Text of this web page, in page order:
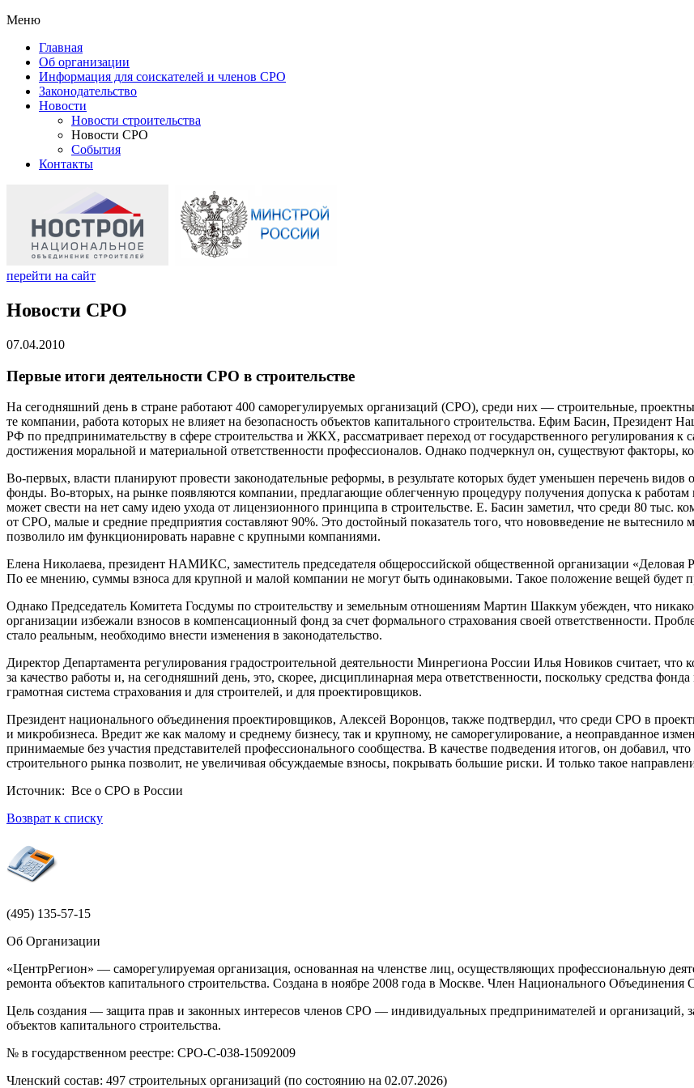
Меню
Главная
Об организации
Информация для соискателей и членов СРО
Законодательство
Новости
Новости строительства
Новости СРО
События
Контакты
перейти на сайт
Новости СРО
07.04.2010
Первые итоги деятельности СРО в строительстве
На сегодняшний день в стране работают 400 саморегулируемых организаций (СРО), среди них — строительные,
те компании, работа которых не влияет на безопасность объектов капитального строительства. Ефим Басин, Президент
РФ по предпринимательству в сфере строительства и ЖКХ, рассматривает переход от государственного регулирования
достижения моральной и материальной ответственности профессионалов. Однако подчеркнул он, существуют факторы,
Во-первых, власти планируют провести законодательные реформы, в результате которых будет уменьшен перечень
фонды. Во-вторых, на рынке появляются компании, предлагающие облегченную процедуру получения допуска к
может свести на нет саму идею ухода от лицензионного принципа в строительстве. Е. Басин заметил, что среди 80 тыс.
от СРО, малые и средние предприятия составляют 90%. Это достойный показатель того, что нововведение не
позволило им функционировать наравне с крупными компаниями.
Елена Николаева, президент НАМИКС, заместитель председателя общероссийской общественной организации «Деловая
По ее мнению, суммы взноса для крупной и малой компании не могут быть одинаковыми. Такое положение вещей будет
Однако Председатель Комитета Госдумы по строительству и земельным отношениям Мартин Шаккум убежден, что
организации избежали взносов в компенсационный фонд за счет формального страхования своей ответственности.
стало реальным, необходимо внести изменения в законодательство.
Директор Департамента регулирования градостроительной деятельности Минрегиона России Илья Новиков считает, что
за качество работы и, на сегодняшний день, это, скорее, дисциплинарная мера ответственности, поскольку средства
грамотная система страхования и для строителей, и для проектировщиков.
Президент национального объединения проектировщиков, Алексей Воронцов, также подтвердил, что среди СРО в
и микробизнеса. Вредит же как малому и среднему бизнесу, так и крупному, не саморегулирование, а неоправданное
принимаемые без участия представителей профессионального сообщества. В качестве подведения итогов, он добавил,
строительного рынка позволит, не увеличивая обсуждаемые взносы, покрывать большие риски. И только такое
Источник: Все о СРО в России
Возврат к списку
(495) 135-57-15
Об Организации
«ЦентрРегион» — саморегулируемая организация, основанная на членстве лиц, осуществляющих профессиональную
ремонта объектов капитального строительства. Создана в ноябре 2008 года в Москве. Член Национального Объединения
Цель создания — защита прав и законных интересов членов СРО — индивидуальных предпринимателей и организаций,
объектов капитального строительства.
№ в государственном реестре: СРО-С-038-15092009
Членский состав: 497 строительных организаций (по состоянию на 02.07.2026)